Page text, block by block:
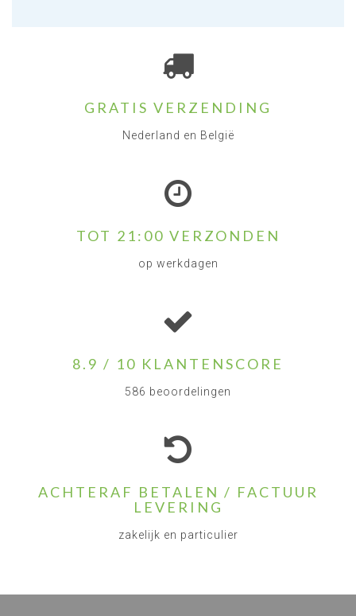
GRATIS VERZENDING
Nederland en België
TOT 21:00 VERZONDEN
op werkdagen
8.9 / 10 KLANTENSCORE
586 beoordelingen
ACHTERAF BETALEN / FACTUUR
LEVERING
zakelijk en particulier